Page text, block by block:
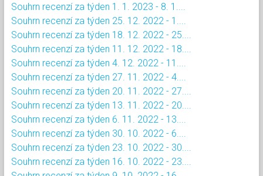
Souhrn recenzí za týden 1. 1. 2023 - 8. 1....
Souhrn recenzí za týden 25. 12. 2022 - 1....
Souhrn recenzí za týden 18. 12. 2022 - 25....
Souhrn recenzí za týden 11. 12. 2022 - 18....
Souhrn recenzí za týden 4. 12. 2022 - 11....
Souhrn recenzí za týden 27. 11. 2022 - 4....
Souhrn recenzí za týden 20. 11. 2022 - 27....
Souhrn recenzí za týden 13. 11. 2022 - 20....
Souhrn recenzí za týden 6. 11. 2022 - 13....
Souhrn recenzí za týden 30. 10. 2022 - 6....
Souhrn recenzí za týden 23. 10. 2022 - 30....
Souhrn recenzí za týden 16. 10. 2022 - 23....